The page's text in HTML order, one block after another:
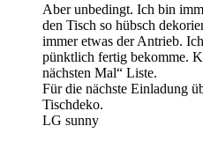
Aber unbedingt. Ich bin
den Tisch so hübsch
immer etwas der Antrieb.
pünktlich fertig bekomme.
nächsten Mal“ Liste.
Für die nächste Einladung
Tischdeko.
LG sunny